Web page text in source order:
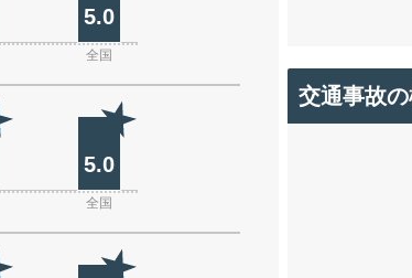
5.0
全国
5.0
全国
交通事故